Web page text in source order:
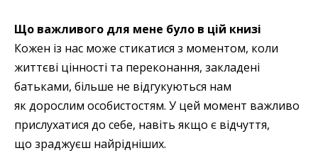
Що важливого для мене було в цій книзі
Кожен із нас може стикатися з моментом, коли
життєві цінності та переконання, закладені
батьками, більше не відгукуються нам
як дорослим особистостям. У цей момент важливо
прислухатися до себе, навіть якщо є відчуття,
що зраджуєш найрідніших.